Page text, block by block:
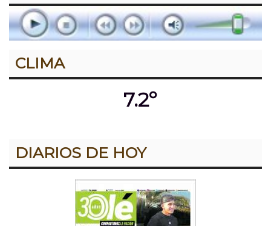
CLIMA
7.2º
DIARIOS DE HOY